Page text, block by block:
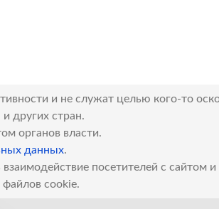
и не служат целью кого-то
других стран.
органов власти.
данных.
посетителей с сайтом
файлов cookie.